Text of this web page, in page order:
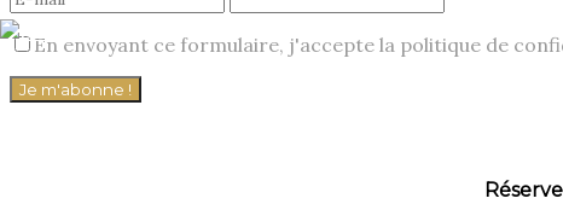
En envoyant ce formulaire, j'accepte la politique de